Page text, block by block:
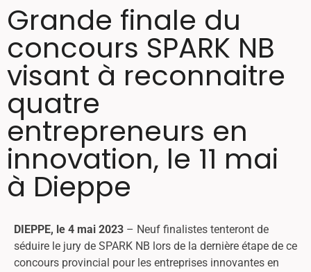
Grande finale du
concours SPARK NB
visant à reconnaitre
quatre
entrepreneurs en
innovation, le 11 mai
à Dieppe
DIEPPE, le 4 mai 2023 – Neuf finalistes tenteront de
séduire le jury de SPARK NB lors de la dernière étape de ce
concours provincial pour les entreprises innovantes en